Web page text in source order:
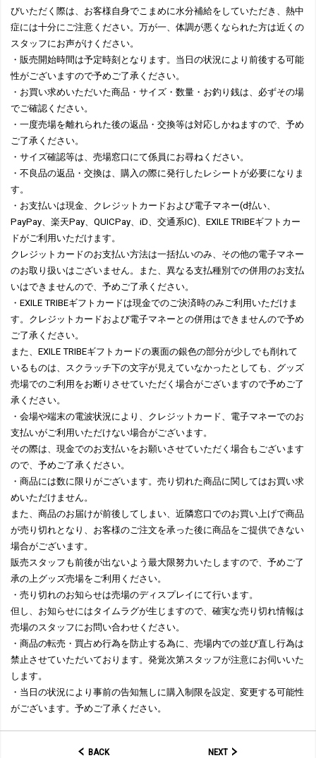
びいただく際は、お客様自身でこまめに水分補給をしていただき、熱中
症には十分にご注意ください。万が一、体調が悪くなられた方は近くの
スタッフにお声がけください。
・販売開始時間は予定時刻となります。当日の状況により前後する可能
性がございますので予めご了承ください。
・お買い求めいただいた商品・サイズ・数量・お釣り銭は、必ずその場
でご確認ください。
・一度売場を離れられた後の返品・交換等は対応しかねますので、予め
ご了承ください。
・サイズ確認等は、売場窓口にて係員にお尋ねください。
・不良品の返品・交換は、購入の際に発行したレシートが必要になりま
す。
・お支払いは現金、クレジットカードおよび電子マネー(d払い、
PayPay、楽天Pay、QUICPay、iD、交通系IC)、EXILE TRIBEギフトカー
ドがご利用いただけます。
クレジットカードのお支払い方法は一括払いのみ、その他の電子マネー
のお取り扱いはございません。また、異なる支払種別での併用のお支払
いはできませんので、予めご了承ください。
・EXILE TRIBEギフトカードは現金でのご決済時のみご利用いただけま
す。クレジットカードおよび電子マネーとの併用はできませんので予め
ご了承ください。
また、EXILE TRIBEギフトカードの裏面の銀色の部分が少しでも削れて
いるものは、スクラッチ下の文字が見えていなかったとしても、グッズ
売場でのご利用をお断りさせていただく場合がございますので予めご了
承ください。
・会場や端末の電波状況により、クレジットカード、電子マネーでのお
支払いがご利用いただけない場合がございます。
その際は、現金でのお支払いをお願いさせていただく場合もございます
ので、予めご了承ください。
・商品には数に限りがございます。売り切れた商品に関してはお買い求
めいただけません。
また、商品のお届けが前後してしまい、近隣窓口でのお買い上げで商品
が売り切れとなり、お客様のご注文を承った後に商品をご提供できない
場合がございます。
販売スタッフも前後が出ないよう最大限努力いたしますので、予めご了
承の上グッズ売場をご利用ください。
・売り切れのお知らせは売場のディスプレイにて行います。
但し、お知らせにはタイムラグが生じますので、確実な売り切れ情報は
売場のスタッフにお問い合わせください。
・商品の転売・買占め行為を防止する為に、売場内での並び直し行為は
禁止させていただいております。発覚次第スタッフが注意にお伺いいた
します。
・当日の状況により事前の告知無しに購入制限を設定、変更する可能性
がございます。予めご了承ください。
BACK NEXT